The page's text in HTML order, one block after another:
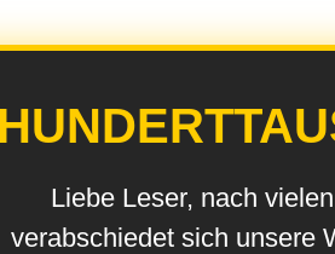
Liebe Leser, nach
verabschiedet sich unsere